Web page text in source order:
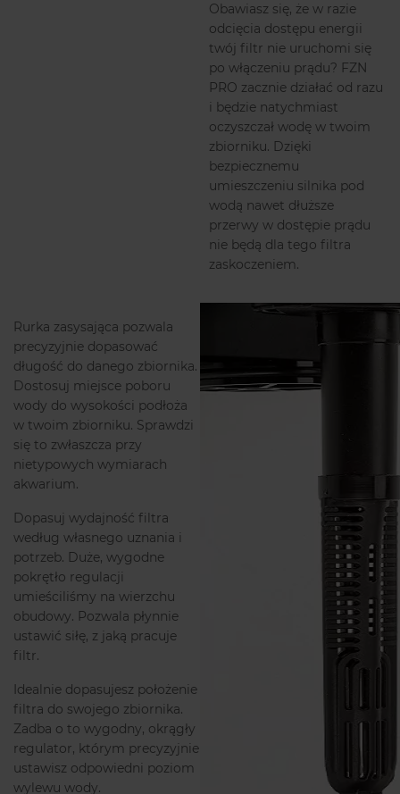
Obawiasz się, że w razie
odcięcia dostępu energii
twój filtr nie uruchomi się
po włączeniu prądu? FZN
PRO zacznie działać od razu
i będzie natychmiast
oczyszczał wodę w twoim
zbiorniku. Dzięki
bezpiecznemu
umieszczeniu silnika pod
wodą nawet dłuższe
przerwy w dostępie prądu
nie będą dla tego filtra
zaskoczeniem.
Rurka zasysająca pozwala
precyzyjnie dopasować
długość do danego zbiornika.
Dostosuj miejsce poboru
wody do wysokości podłoża
w twoim zbiorniku. Sprawdzi
się to zwłaszcza przy
nietypowych wymiarach
akwarium.
Dopasuj wydajność filtra
według własnego uznania i
potrzeb. Duże, wygodne
pokrętło regulacji
umieściliśmy na wierzchu
obudowy. Pozwala płynnie
ustawić siłę, z jaką pracuje
filtr.
Idealnie dopasujesz położenie
filtra do swojego zbiornika.
Zadba o to wygodny, okrągły
regulator, którym precyzyjnie
ustawisz odpowiedni poziom
wylewu wody.